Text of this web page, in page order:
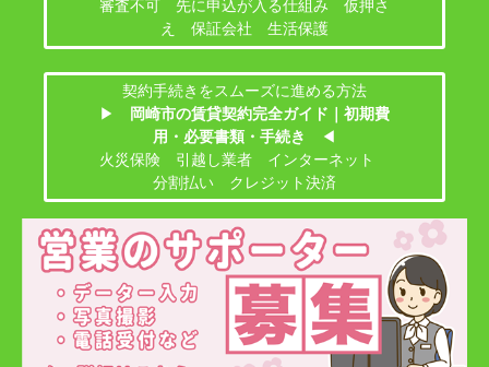
審査不可 先に申込が入る仕組み 仮押さ
え 保証会社 生活保護
契約手続きをスムーズに進める方法
▶
岡崎市の賃貸契約完全ガイド｜初期費
用・必要書類・手続き
◀
火災保険 引越し業者 インターネット
分割払い クレジット決済